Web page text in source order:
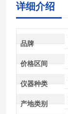
详细介绍
品牌
价格区间
仪器种类
产地类别